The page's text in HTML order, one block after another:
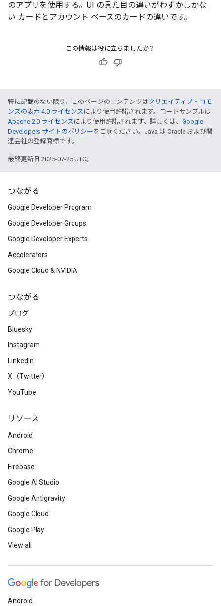
のアプリを使用する。UI の見た目の違いがわずかしかな
い カードとアカウント ベースのカードの違いです。
この情報は役に立ちましたか？
特に記載のない限り、このページのコンテンツはクリエイティブ・コモ
ンズの表示 4.0 ライセンス により使用許諾されます。コードサンプルは
Apache 2.0 ライセンス により使用許諾されます。詳しくは、 Google
Developers サイトのポリシー をご覧ください。Java は Oracle および関
連会社の登録商標です。
最終更新日 2025-07-25 UTC。
つながる
Google Developer Program
Google Developer Groups
Google Developer Experts
Accelerators
Google Cloud & NVIDIA
つながる
ブログ
Bluesky
Instagram
LinkedIn
X（Twitter）
YouTube
リソース
Android
Chrome
Firebase
Google AI Studio
Google Antigravity
Google Cloud
Google Play
View all
Android